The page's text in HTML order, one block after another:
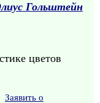
Гольштейн
цветов
Заявить о